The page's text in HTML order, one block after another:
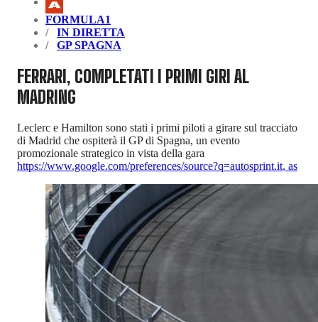
FORMULA1
IN DIRETTA
GP SPAGNA
FERRARI, COMPLETATI I PRIMI GIRI AL
MADRING
Leclerc e Hamilton sono stati i primi piloti a girare sul tracciato
di Madrid che ospiterà il GP di Spagna, un evento
promozionale strategico in vista della gara
https://www.google.com/preferences/source?q=autosprint.it, as